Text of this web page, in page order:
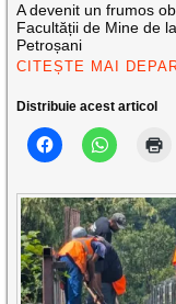
A devenit un frumos
Facultății de Mine de
Petroșani
CITEȘTE MAI
Distribuie acest articol